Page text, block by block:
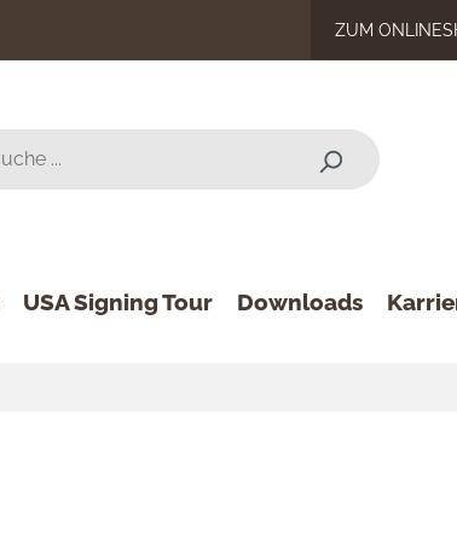
ZUM
USA Signing Tour Downloads